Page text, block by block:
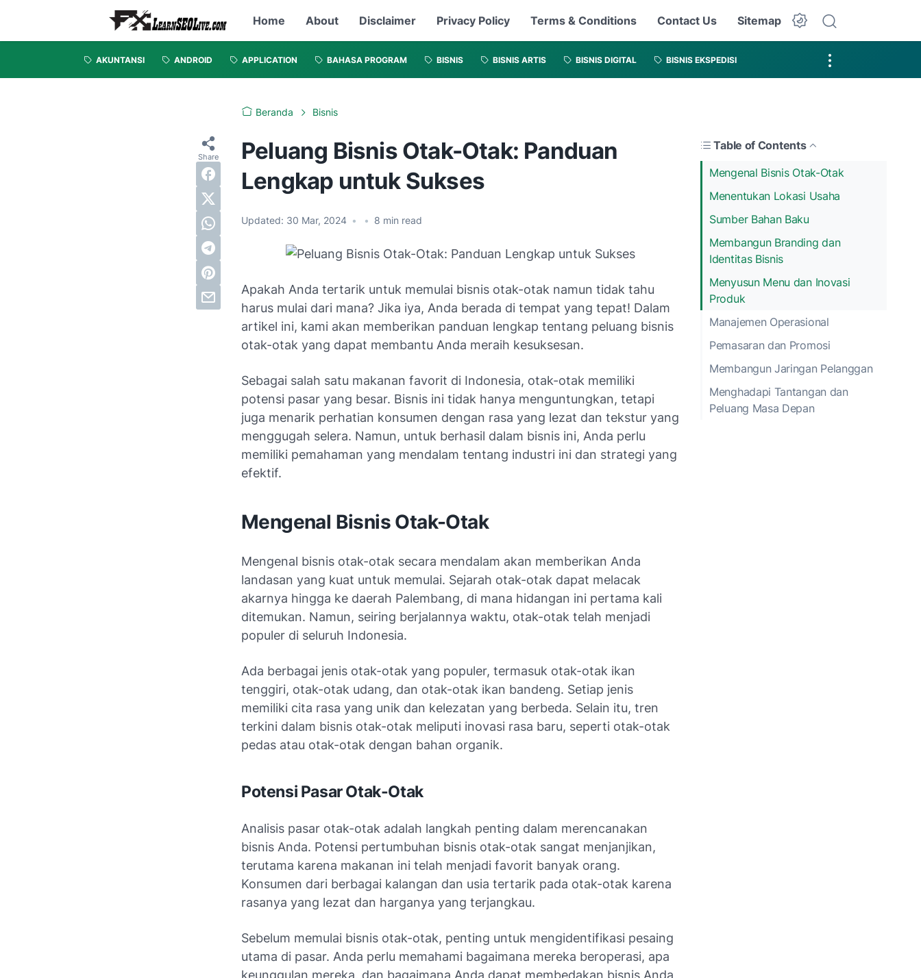
Home About Disclaimer Privacy Policy Terms & Conditions Contact Us Sitemap
AKUNTANSI ANDROID APPLICATION BAHASA PROGRAM BISNIS BISNIS ARTIS BISNIS DIGITAL BISNIS EKSPEDISI
Beranda Bisnis
Peluang Bisnis Otak-Otak: Panduan
Lengkap untuk Sukses
Updated: 30 Mar, 2024 • • 8 min read
Table of Contents
Mengenal Bisnis Otak-Otak
Menentukan Lokasi Usaha
Sumber Bahan Baku
Membangun Branding dan
Identitas Bisnis
Menyusun Menu dan Inovasi
Produk
Manajemen Operasional
Pemasaran dan Promosi
Membangun Jaringan Pelanggan
Menghadapi Tantangan dan
Peluang Masa Depan
Apakah Anda tertarik untuk memulai bisnis otak-otak namun tidak tahu
harus mulai dari mana? Jika iya, Anda berada di tempat yang tepat! Dalam
artikel ini, kami akan memberikan panduan lengkap tentang peluang bisnis
otak-otak yang dapat membantu Anda meraih kesuksesan.
Sebagai salah satu makanan favorit di Indonesia, otak-otak memiliki
potensi pasar yang besar. Bisnis ini tidak hanya menguntungkan, tetapi
juga menarik perhatian konsumen dengan rasa yang lezat dan tekstur yang
menggugah selera. Namun, untuk berhasil dalam bisnis ini, Anda perlu
memiliki pemahaman yang mendalam tentang industri ini dan strategi yang
efektif.
Mengenal Bisnis Otak-Otak
Mengenal bisnis otak-otak secara mendalam akan memberikan Anda
landasan yang kuat untuk memulai. Sejarah otak-otak dapat melacak
akarnya hingga ke daerah Palembang, di mana hidangan ini pertama kali
ditemukan. Namun, seiring berjalannya waktu, otak-otak telah menjadi
populer di seluruh Indonesia.
Ada berbagai jenis otak-otak yang populer, termasuk otak-otak ikan
tenggiri, otak-otak udang, dan otak-otak ikan bandeng. Setiap jenis
memiliki cita rasa yang unik dan kelezatan yang berbeda. Selain itu, tren
terkini dalam bisnis otak-otak meliputi inovasi rasa baru, seperti otak-otak
pedas atau otak-otak dengan bahan organik.
Potensi Pasar Otak-Otak
Analisis pasar otak-otak adalah langkah penting dalam merencanakan
bisnis Anda. Potensi pertumbuhan bisnis otak-otak sangat menjanjikan,
terutama karena makanan ini telah menjadi favorit banyak orang.
Konsumen dari berbagai kalangan dan usia tertarik pada otak-otak karena
rasanya yang lezat dan harganya yang terjangkau.
Sebelum memulai bisnis otak-otak, penting untuk mengidentifikasi pesaing
utama di pasar. Anda perlu memahami bagaimana mereka beroperasi, apa
keunggulan mereka, dan bagaimana Anda dapat membedakan bisnis Anda